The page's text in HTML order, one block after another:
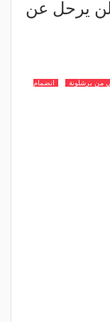
يرحل عن
من برشلونة
انضمام